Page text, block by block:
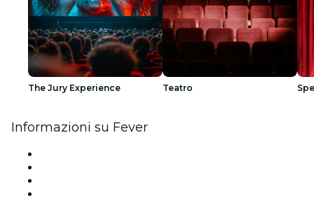
The Jury Experience Teatro
Informazioni su Fever